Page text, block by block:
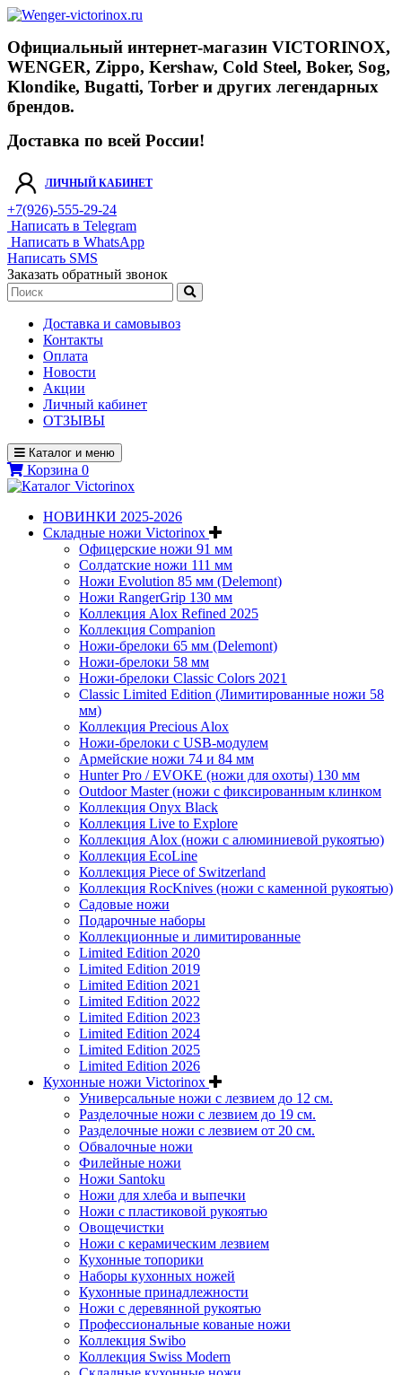
Официальный интернет-магазин VICTORINOX,
WENGER, Zippo, Kershaw, Cold Steel, Boker, Sog,
Klondike, Bugatti, Torber и других легендарных
брендов.
Доставка по всей России!
ЛИЧНЫЙ КАБИНЕТ
+7(926)-555-29-24
Написать в Telegram
Написать в WhatsApp
Написать SMS
Заказать обратный звонок
Доставка и самовывоз
Контакты
Оплата
Новости
Акции
Личный кабинет
ОТЗЫВЫ
Каталог и меню
Корзина 0
НОВИНКИ 2025-2026
Складные ножи Victorinox
Офицерские ножи 91 мм
Солдатские ножи 111 мм
Ножи Evolution 85 мм (Delemont)
Ножи RangerGrip 130 мм
Коллекция Alox Refined 2025
Коллекция Companion
Ножи-брелоки 65 мм (Delemont)
Ножи-брелоки 58 мм
Ножи-брелоки Classic Colors 2021
Classic Limited Edition (Лимитированные ножи 58
мм)
Коллекция Precious Alox
Ножи-брелоки с USB-модулем
Армейские ножи 74 и 84 мм
Hunter Pro / EVOKE (ножи для охоты) 130 мм
Outdoor Master (ножи с фиксированным клинком
Коллекция Onyx Black
Коллекция Live to Explore
Коллекция Alox (ножи с алюминиевой рукоятью)
Коллекция EcoLine
Коллекция Piece of Switzerland
Коллекция RocKnives (ножи с каменной рукоятью)
Садовые ножи
Подарочные наборы
Коллекционные и лимитированные
Limited Edition 2020
Limited Edition 2019
Limited Edition 2021
Limited Edition 2022
Limited Edition 2023
Limited Edition 2024
Limited Edition 2025
Limited Edition 2026
Кухонные ножи Victorinox
Универсальные ножи с лезвием до 12 см.
Разделочные ножи с лезвием до 19 см.
Разделочные ножи с лезвием от 20 см.
Обвалочные ножи
Филейные ножи
Ножи Santoku
Ножи для хлеба и выпечки
Ножи с пластиковой рукоятью
Овощечистки
Ножи с керамическим лезвием
Кухонные топорики
Наборы кухонных ножей
Кухонные принадлежности
Ножи с деревянной рукоятью
Профессиональные кованые ножи
Коллекция Swibo
Коллекция Swiss Modern